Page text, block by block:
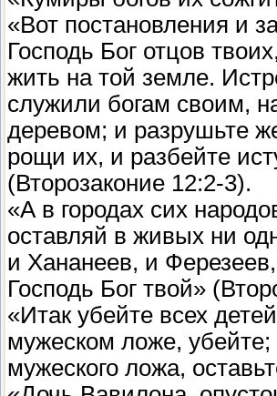
«Вот постановления и
Господь Бог отцов
жить на той земле.
служили богам своим,
деревом; и разрушьте
рощи их, и разбейте
(Второзаконие 12:2-3).
«А в городах сих
оставляй в живых ни
и Хананеев, и
Господь Бог твой»
«Итак убейте всех
мужеском ложе, убейте;
мужеского ложа,